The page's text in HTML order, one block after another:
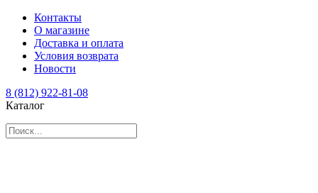
Контакты
О магазине
Доставка и оплата
Условия возврата
Новости
8 (812) 922-81-08
Каталог